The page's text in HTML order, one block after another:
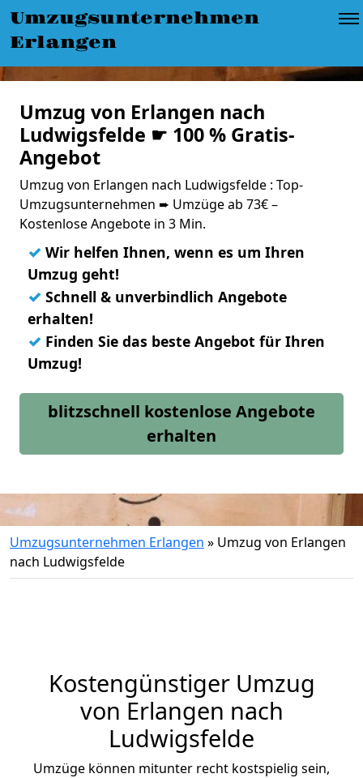
Umzugsunternehmen
Erlangen
Umzug von Erlangen nach
Ludwigsfelde ☛ 100 % Gratis-
Angebot
Umzug von Erlangen nach Ludwigsfelde : Top-
Umzugsunternehmen ➨ Umzüge ab 73€ –
Kostenlose Angebote in 3 Min.
✓ Wir helfen Ihnen, wenn es um Ihren
Umzug geht!
✓ Schnell & unverbindlich Angebote
erhalten!
✓ Finden Sie das beste Angebot für Ihren
Umzug!
blitzschnell kostenlose Angebote
erhalten
Umzugsunternehmen Erlangen » Umzug von Erlangen
nach Ludwigsfelde
Kostengünstiger Umzug
von Erlangen nach
Ludwigsfelde
Umzüge können mitunter recht kostspielig sein,